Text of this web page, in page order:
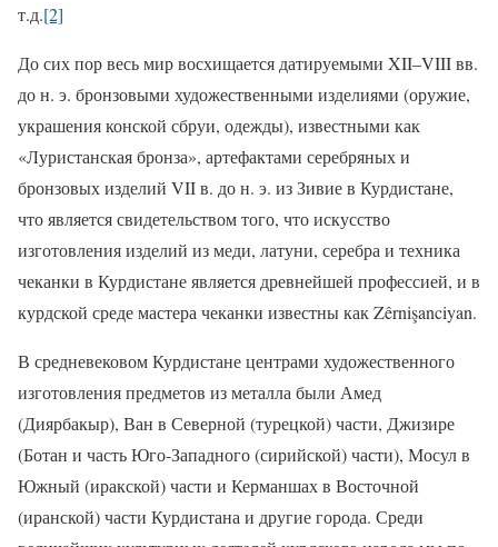
т.д.[2]
До сих пор весь мир восхищается датируемыми XII–VIII вв.
до н. э. бронзовыми художественными изделиями (оружие,
украшения конской сбруи, одежды), известными как
«Луристанская бронза», артефактами серебряных и
бронзовых изделий VII в. до н. э. из Зивие в Курдистане,
что является свидетельством того, что искусство
изготовления изделий из меди, латуни, серебра и техника
чеканки в Курдистане является древнейшей профессией, и в
курдской среде мастера чеканки известны как Zêrnişanciyan.
В средневековом Курдистане центрами художественного
изготовления предметов из металла были Амед
(Диярбакыр), Ван в Северной (турецкой) части, Джизире
(Ботан и часть Юго-Западного (сирийской) части), Мосул в
Южный (иракской) части и Керманшах в Восточной
(иранской) части Курдистана и другие города. Среди